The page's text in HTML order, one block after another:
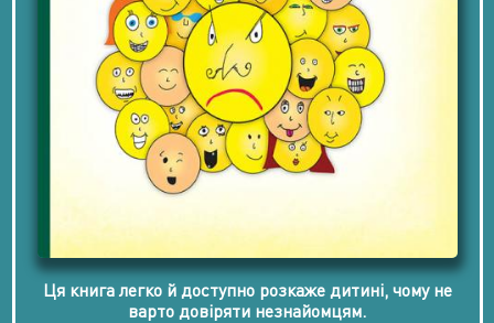
Ця книга легко й доступно розкаже дитині, чому не
варто довіряти незнайомцям.